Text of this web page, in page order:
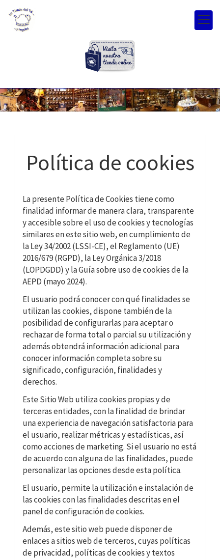
Política de cookies
La presente Política de Cookies tiene como
finalidad informar de manera clara, transparente
y accesible sobre el uso de cookies y tecnologías
similares en este sitio web, en cumplimiento de
la Ley 34/2002 (LSSI-CE), el Reglamento (UE)
2016/679 (RGPD), la Ley Orgánica 3/2018
(LOPDGDD) y la Guía sobre uso de cookies de la
AEPD (mayo 2024).
El usuario podrá conocer con qué finalidades se
utilizan las cookies, dispone también de la
posibilidad de configurarlas para aceptar o
rechazar de forma total o parcial su utilización y
además obtendrá información adicional para
conocer información completa sobre su
significado, configuración, finalidades y
derechos.
Este Sitio Web utiliza cookies propias y de
terceras entidades, con la finalidad de brindar
una experiencia de navegación satisfactoria para
el usuario, realizar métricas y estadísticas, así
como acciones de marketing. Si el usuario no está
de acuerdo con alguna de las finalidades, puede
personalizar las opciones desde esta política.
El usuario, permite la utilización e instalación de
las cookies con las finalidades descritas en el
panel de configuración de cookies.
Además, este sitio web puede disponer de
enlaces a sitios web de terceros, cuyas políticas
de privacidad, políticas de cookies y textos